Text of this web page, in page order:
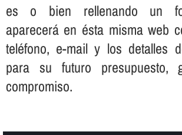
es o bien rellenando un
aparecerá en ésta misma web
teléfono, e-mail y los detalles
para su futuro presupuesto,
compromiso.